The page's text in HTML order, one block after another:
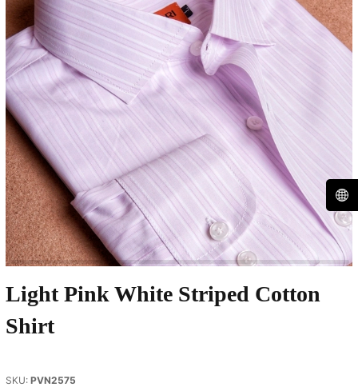
Light Pink White Striped Cotton
Shirt
SKU: PVN2575